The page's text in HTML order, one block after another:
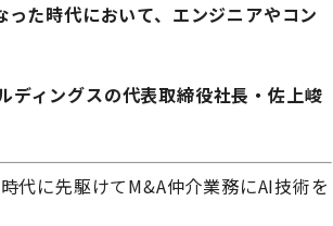
た時代において、エンジニアやコン
ディングスの代表取締役社長・佐上峻
代に先駆けてM&A仲介業務にAI技術を